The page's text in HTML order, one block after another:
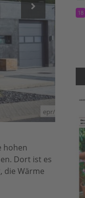
epr/BetonBild
hohen
Dort ist es
die Wärme
18